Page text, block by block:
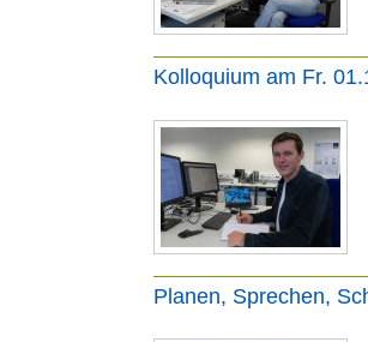
Kolloquium am Fr.
Planen, Sprechen,